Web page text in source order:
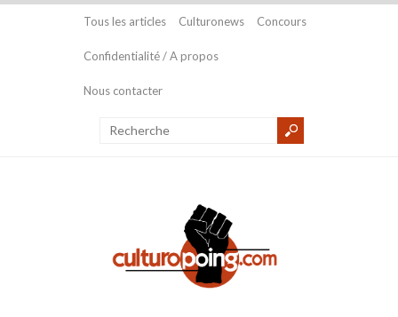
Tous les articles Culturonews Concours
Confidentialité / A propos
Nous contacter